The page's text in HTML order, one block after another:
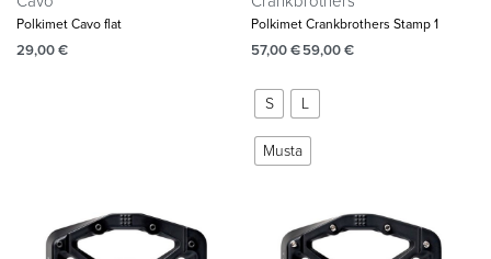
Polkimet Cavo flat
29,00€
Polkimet Crankbrothers Stamp 1
57,00€59,00€
S L
Musta